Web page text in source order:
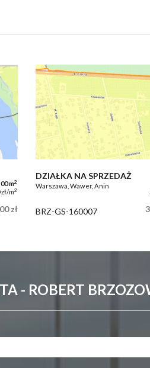
m2
zł/m2
zł
DZIAŁKA NA SPRZEDAŻ
Warszawa, Wawer, Anin
BRZ-GS-160007
- ROBERT